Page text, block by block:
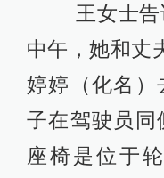
王女士告诉
中午，她和丈
婷婷（化名）
子在驾驶员同
座椅是位于